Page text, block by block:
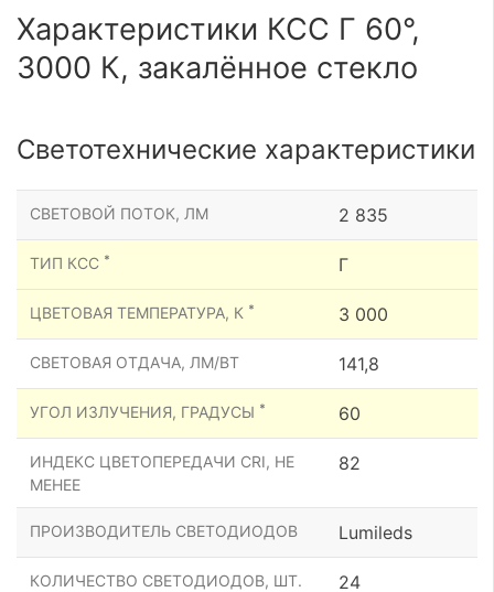
Характеристики КСС Г 60°,
3000 К, закалённое стекло
Светотехнические характеристики
СВЕТОВОЙ ПОТОК, ЛМ 2 835
ТИП КСС * Г
ЦВЕТОВАЯ ТЕМПЕРАТУРА, К * 3 000
СВЕТОВАЯ ОТДАЧА, ЛМ/ВТ 141,8
УГОЛ ИЗЛУЧЕНИЯ, ГРАДУСЫ * 60
ИНДЕКС ЦВЕТОПЕРЕДАЧИ CRI, НЕ
МЕНЕЕ
82
ПРОИЗВОДИТЕЛЬ СВЕТОДИОДОВ Lumileds
КОЛИЧЕСТВО СВЕТОДИОДОВ, ШТ. 24